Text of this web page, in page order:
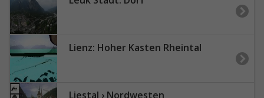
Lienz: Hoher Kasten Rheintal
Liestal › Nordwesten